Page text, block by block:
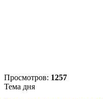
Просмотров: 1257
Тема дня